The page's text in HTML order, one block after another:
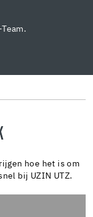
hoe het is om
bij UZIN UTZ.